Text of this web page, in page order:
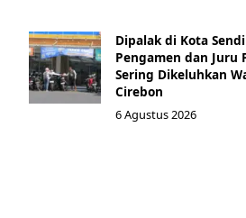
Dipalak di Kota
Pengamen dan Juru
Sering Dikeluhkan
Cirebon
6 Agustus 2026